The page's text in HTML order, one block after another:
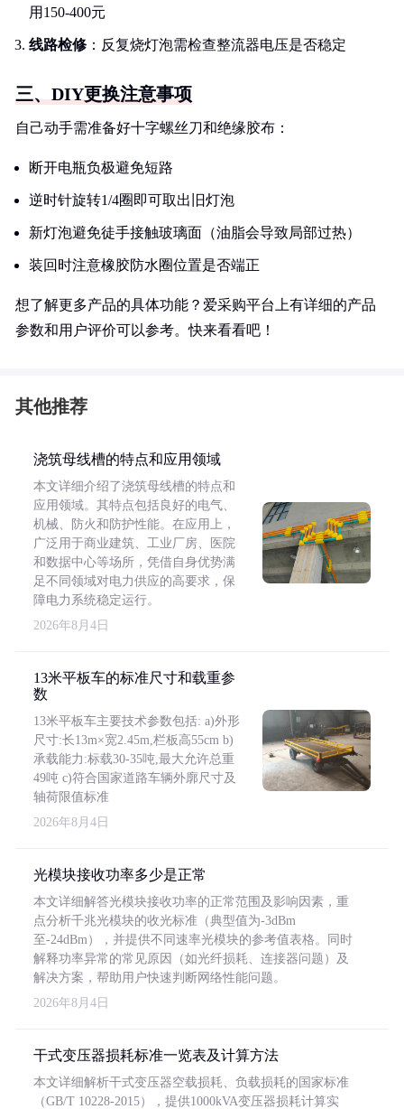
用150-400元
线路检修 ：反复烧灯泡需检查整流器电压是否稳定
三、DIY更换注意事项
自己动手需准备好十字螺丝刀和绝缘胶布：
断开电瓶负极避免短路
逆时针旋转1/4圈即可取出旧灯泡
新灯泡避免徒手接触玻璃面（油脂会导致局部过热）
装回时注意橡胶防水圈位置是否端正
想了解更多产品的具体功能？爱采购平台上有详细的产品
参数和用户评价可以参考。快来看看吧！
其他推荐
浇筑母线槽的特点和应用领域
本文详细介绍了浇筑母线槽的特点和
应用领域。其特点包括良好的电气、
机械、防火和防护性能。在应用上，
广泛用于商业建筑、工业厂房、医院
和数据中心等场所，凭借自身优势满
足不同领域对电力供应的高要求，保
障电力系统稳定运行。
2026年8月4日
13米平板车的标准尺寸和载重参
数
13米平板车主要技术参数包括: a)外形
尺寸:长13m×宽2.45m,栏板高55cm b)
承载能力:标载30-35吨,最大允许总重
49吨 c)符合国家道路车辆外廓尺寸及
轴荷限值标准
2026年8月4日
光模块接收功率多少是正常
本文详细解答光模块接收功率的正常范围及影响因素，重
点分析千兆光模块的收光标准（典型值为-3dBm
至-24dBm），并提供不同速率光模块的参考值表格。同时
解释功率异常的常见原因（如光纤损耗、连接器问题）及
解决方案，帮助用户快速判断网络性能问题。
2026年8月4日
干式变压器损耗标准一览表及计算方法
本文详细解析干式变压器空载损耗、负载损耗的国家标准
（GB/T 10228-2015），提供1000kVA变压器损耗计算实